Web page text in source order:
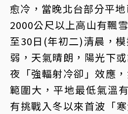
愈冷，當晚北台部分平地
2000公尺以上高山有飄
至30日(年初二)清晨，
弱，天氣晴朗，陽光下
夜「強輻射冷卻」效應
範圍大，平地最低氣溫
有挑戰入冬以來首波「